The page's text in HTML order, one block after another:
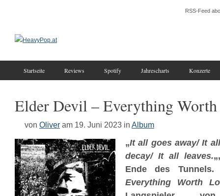
RSS-Feed
Startseite Reviews Spotify Jahrescharts Konzerte
Elder Devil – Everything
von Oliver am 19. Juni 2023 in Album
„It all goes away/ It
decay/ It all leaves.
Ende des Tunnels.
Everything Worth